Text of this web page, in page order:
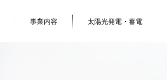
事業内容 太陽光発電・蓄電